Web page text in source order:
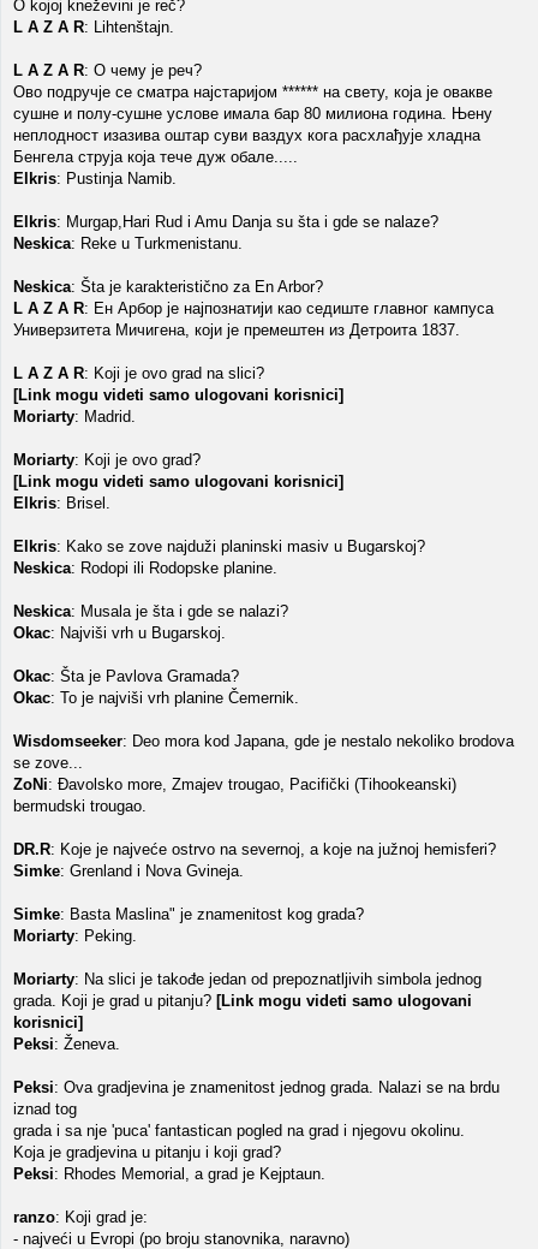
O kojoj kneževini je reč?
L A Z A R: Lihtenštajn.
L A Z A R: О чему је реч?
Ово подручје се сматра најстаријом ****** на свету, која је овакве
сушне и полу-сушне услове имала бар 80 милиона година. Њену
неплодност изазива оштар суви ваздух кога расхлађује хладна
Бенгела струја која тече дуж обале.....
Elkris: Pustinja Namib.
Elkris: Murgap,Hari Rud i Amu Danja su šta i gde se nalaze?
Neskica: Reke u Turkmenistanu.
Neskica: Šta je karakteristično za En Arbor?
L A Z A R: Ен Арбор је најпознатији као седиште главног кампуса
Универзитета Мичигена, који је премештен из Детроита 1837.
L A Z A R: Koji je ovo grad na slici?
[Link mogu videti samo ulogovani korisnici]
Moriarty: Madrid.
Moriarty: Koji je ovo grad?
[Link mogu videti samo ulogovani korisnici]
Elkris: Brisel.
Elkris: Kako se zove najduži planinski masiv u Bugarskoj?
Neskica: Rodopi ili Rodopske planine.
Neskica: Musala je šta i gde se nalazi?
Okac: Najviši vrh u Bugarskoj.
Okac: Šta je Pavlova Gramada?
Okac: To je najviši vrh planine Čemernik.
Wisdomseeker: Deo mora kod Japana, gde je nestalo nekoliko brodova
se zove...
ZoNi: Đavolsko more, Zmajev trougao, Pacifički (Tihookeanski)
bermudski trougao.
DR.R: Koje je najveće ostrvo na severnoj, a koje na južnoj hemisferi?
Simke: Grenland i Nova Gvineja.
Simke: Basta Maslina" je znamenitost kog grada?
Moriarty: Peking.
Moriarty: Na slici je takođe jedan od prepoznatljivih simbola jednog
grada. Koji je grad u pitanju? [Link mogu videti samo ulogovani
korisnici]
Peksi: Ženeva.
Peksi: Ova gradjevina je znamenitost jednog grada. Nalazi se na brdu
iznad tog
grada i sa nje 'puca' fantastican pogled na grad i njegovu okolinu.
Koja je gradjevina u pitanju i koji grad?
Peksi: Rhodes Memorial, a grad je Kejptaun.
ranzo: Koji grad je:
- najveći u Evropi (po broju stanovnika, naravno)